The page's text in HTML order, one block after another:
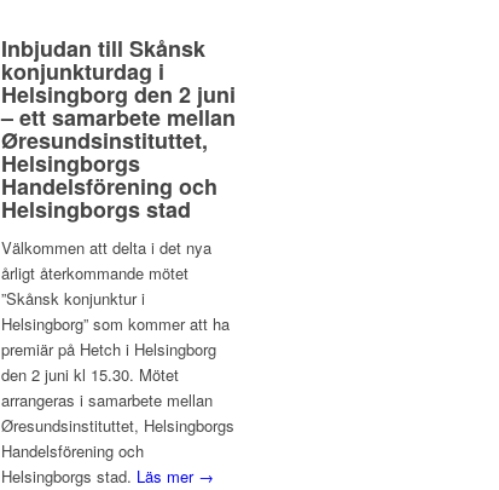
Inbjudan till Skånsk
konjunkturdag i
Helsingborg den 2 juni
– ett samarbete mellan
Øresundsinstituttet,
Helsingborgs
Handelsförening och
Helsingborgs stad
Välkommen att delta i det nya
årligt återkommande mötet
”Skånsk konjunktur i
Helsingborg” som kommer att ha
premiär på Hetch i Helsingborg
den 2 juni kl 15.30. Mötet
arrangeras i samarbete mellan
Øresundsinstituttet, Helsingborgs
Handelsförening och
Helsingborgs stad. Läs mer →